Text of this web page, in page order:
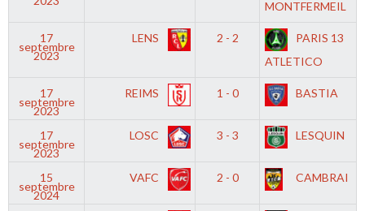
MONTFERMEIL
17
septembre
2023
LENS 2 - 2
PARIS 13
ATLETICO
17
septembre
2023
REIMS 1 - 0 BASTIA
17
septembre
2023
LOSC 3 - 3 LESQUIN
15
septembre
2024
VAFC 2 - 0 CAMBRAI